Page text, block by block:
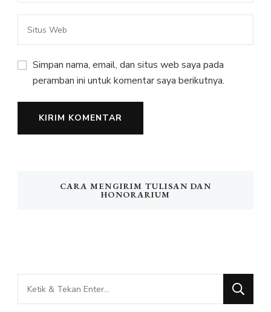
Simpan nama, email, dan situs web saya pada
peramban ini untuk komentar saya berikutnya.
CARA MENGIRIM TULISAN DAN
HONORARIUM
Mencari
Sesuatu?